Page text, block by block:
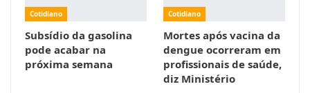
Cotidiano
Subsídio da gasolina
pode acabar na
próxima semana
Cotidiano
Mortes após vacina da
dengue ocorreram em
profissionais de saúde,
diz Ministério